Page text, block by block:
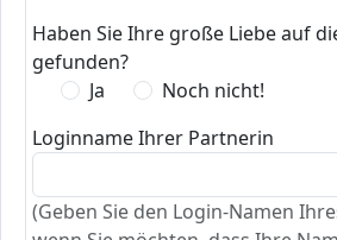
Haben Sie Ihre große Liebe auf
gefunden?
Ja
Noch nicht!
Loginname Ihrer Partnerin
(Geben Sie den Login-Namen